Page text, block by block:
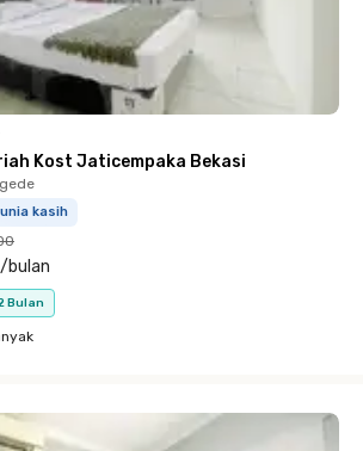
Kost Jaticempaka Bekasi
kasih
/bulan
Bulan